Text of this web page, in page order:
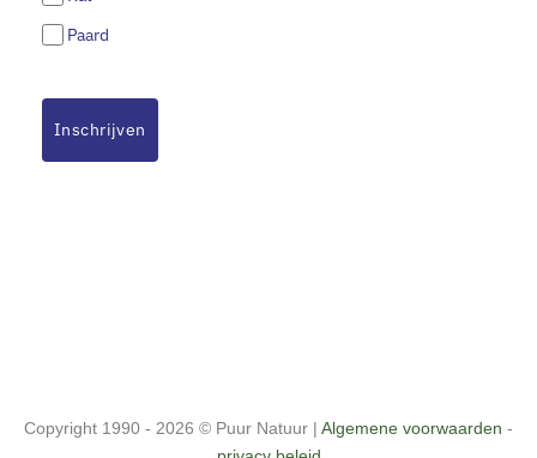
Paard
Inschrijven
Copyright 1990 - 2026 © Puur Natuur | Algemene voorwaarden -